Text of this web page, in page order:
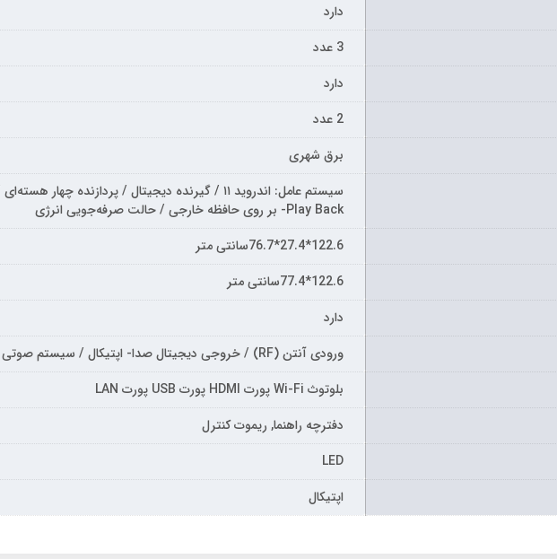
دارد
3 عدد
دارد
2 عدد
برق شهری
Play Back- بر روی حافظه خارجی / حالت صرفه‌جویی انرژی
122.6*27.4*76.7سانتی متر
122.6*77.4سانتی متر
دارد
ورودی آنتن (RF) / خروجی دیجیتال صدا- اپتیکال / سیستم صوتی ARC- Audio Return Channel
بلوتوث Wi-Fi پورت HDMI پورت USB پورت LAN
دفترچه راهنما, ریموت کنترل
LED
اپتیکال